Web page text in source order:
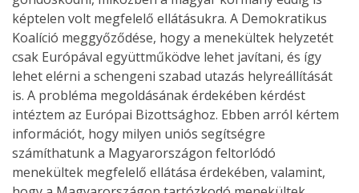
képtelen volt megfelelő ellátásukra. A Demokratikus
Koalíció meggyőződése, hogy a menekültek helyzetét
csak Európával együttműködve lehet javítani, és így
lehet elérni a schengeni szabad utazás helyreállítását
is. A probléma megoldásának érdekében kérdést
intéztem az Európai Bizottsághoz. Ebben arról kértem
információt, hogy milyen uniós segítségre
számíthatunk a Magyarországon feltorlódó
menekültek megfelelő ellátása érdekében, valamint,